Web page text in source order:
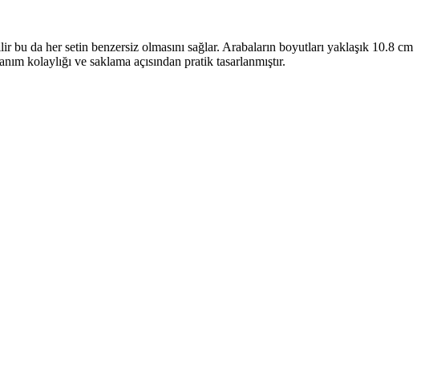
da her setin benzersiz olmasını sağlar. Arabaların boyutları yaklaşık 10.8 cm
kolaylığı ve saklama açısından pratik tasarlanmıştır.